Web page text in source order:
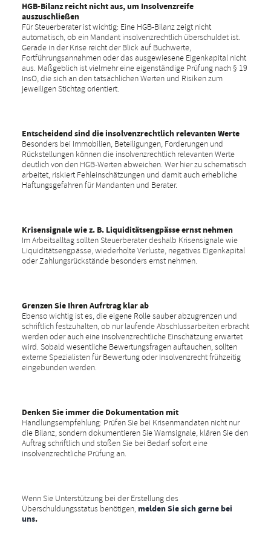
HGB-Bilanz reicht nicht aus, um Insolvenzreife
auszuschließen
Für Steuerberater ist wichtig: Eine HGB-Bilanz zeigt nicht
automatisch, ob ein Mandant insolvenzrechtlich überschuldet ist.
Gerade in der Krise reicht der Blick auf Buchwerte,
Fortführungsannahmen oder das ausgewiesene Eigenkapital nicht
aus. Maßgeblich ist vielmehr eine eigenständige Prüfung nach § 19
InsO, die sich an den tatsächlichen Werten und Risiken zum
jeweiligen Stichtag orientiert.
Entscheidend sind die insolvenzrechtlich relevanten Werte
Besonders bei Immobilien, Beteiligungen, Forderungen und
Rückstellungen können die insolvenzrechtlich relevanten Werte
deutlich von den HGB-Werten abweichen. Wer hier zu schematisch
arbeitet, riskiert Fehleinschätzungen und damit auch erhebliche
Haftungsgefahren für Mandanten und Berater.
Krisensignale wie z. B. Liquiditätsengpässe ernst nehmen
Im Arbeitsalltag sollten Steuerberater deshalb Krisensignale wie
Liquiditätsengpässe, wiederholte Verluste, negatives Eigenkapital
oder Zahlungsrückstände besonders ernst nehmen.
Grenzen Sie Ihren Aufrtrag klar ab
Ebenso wichtig ist es, die eigene Rolle sauber abzugrenzen und
schriftlich festzuhalten, ob nur laufende Abschlussarbeiten erbracht
werden oder auch eine insolvenzrechtliche Einschätzung erwartet
wird. Sobald wesentliche Bewertungsfragen auftauchen, sollten
externe Spezialisten für Bewertung oder Insolvenzrecht frühzeitig
eingebunden werden.
Denken Sie immer die Dokumentation mit
Handlungsempfehlung: Prüfen Sie bei Krisenmandaten nicht nur
die Bilanz, sondern dokumentieren Sie Warnsignale, klären Sie den
Auftrag schriftlich und stoßen Sie bei Bedarf sofort eine
insolvenzrechtliche Prüfung an.
Wenn Sie Unterstützung bei der Erstellung des
Überschuldungsstatus benötigen, melden Sie sich gerne bei
uns.